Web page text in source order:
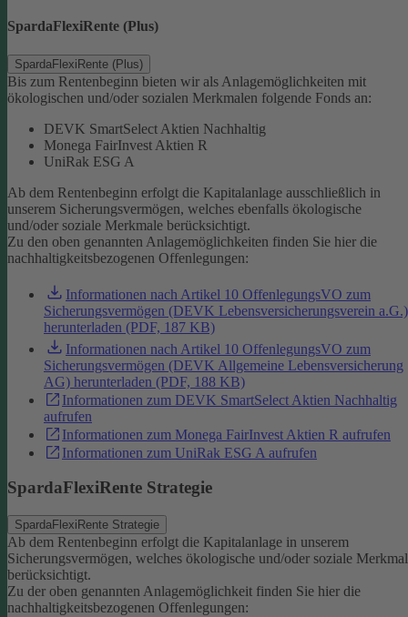
SpardaFlexiRente (Plus)
SpardaFlexiRente (Plus)
Bis zum Rentenbeginn bieten wir als Anlagemöglichkeiten mit
ökologischen und/oder sozialen Merkmalen folgende Fonds an:
DEVK SmartSelect Aktien Nachhaltig
Monega FairInvest Aktien R
UniRak ESG A
Ab dem Rentenbeginn erfolgt die Kapitalanlage ausschließlich in
unserem Sicherungsvermögen, welches ebenfalls ökologische
und/oder soziale Merkmale berücksichtigt.
Zu den oben genannten Anlagemöglichkeiten finden Sie hier die
nachhaltigkeitsbezogenen Offenlegungen:
Informationen nach Artikel 10 OffenlegungsVO zum
Sicherungsvermögen (DEVK Lebensversicherungsverein a.G.)
herunterladen (PDF, 187 KB)
Informationen nach Artikel 10 OffenlegungsVO zum
Sicherungsvermögen (DEVK Allgemeine Lebensversicherung
AG) herunterladen (PDF, 188 KB)
Informationen zum DEVK SmartSelect Aktien Nachhaltig
aufrufen
Informationen zum Monega FairInvest Aktien R aufrufen
Informationen zum UniRak ESG A aufrufen
SpardaFlexiRente Strategie
SpardaFlexiRente Strategie
Ab dem Rentenbeginn erfolgt die Kapitalanlage in unserem
Sicherungsvermögen, welches ökologische und/oder soziale
berücksichtigt.
Zu der oben genannten Anlagemöglichkeit finden Sie hier die
nachhaltigkeitsbezogenen Offenlegungen: